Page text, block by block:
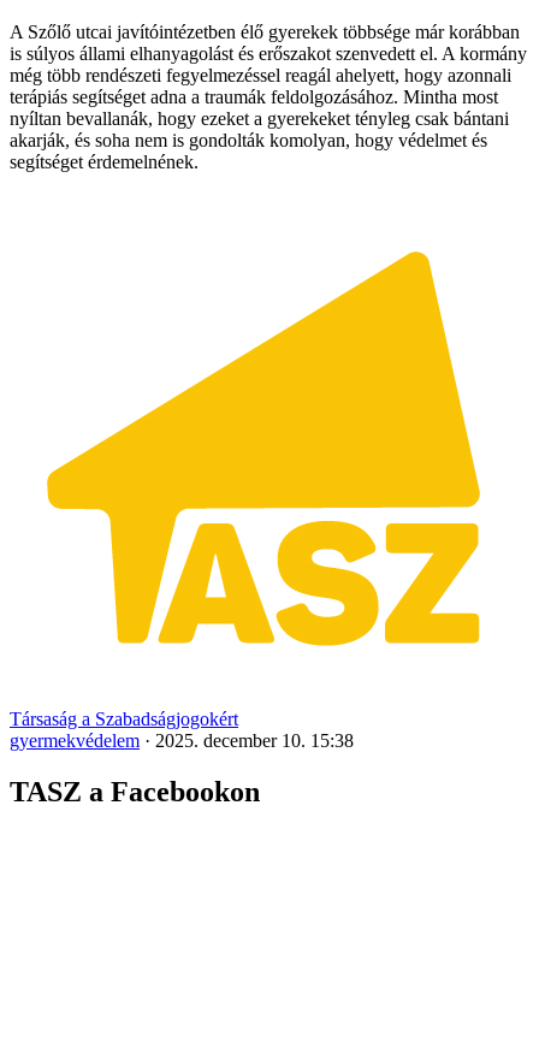
A Szőlő utcai javítóintézetben élő gyerekek többsége már korábban
is súlyos állami elhanyagolást és erőszakot szenvedett el. A kormány
még több rendészeti fegyelmezéssel reagál ahelyett, hogy azonnali
terápiás segítséget adna a traumák feldolgozásához. Mintha most
nyíltan bevallanák, hogy ezeket a gyerekeket tényleg csak bántani
akarják, és soha nem is gondolták komolyan, hogy védelmet és
segítséget érdemelnének.
Társaság a Szabadságjogokért
gyermekvédelem · 2025. december 10. 15:38
TASZ a Facebookon